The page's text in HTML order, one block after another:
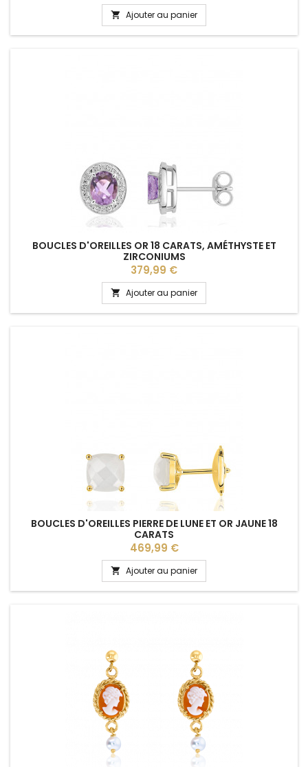
 Ajouter au panier
BOUCLES D'OREILLES OR 18 CARATS, AMÉTHYSTE ET
ZIRCONIUMS
Prix
379,99 €
 Ajouter au panier
BOUCLES D'OREILLES PIERRE DE LUNE ET OR JAUNE 18
CARATS
Prix
469,99 €
 Ajouter au panier